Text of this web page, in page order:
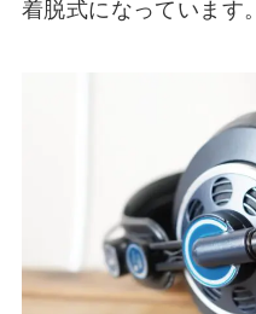
着脱式になっています。